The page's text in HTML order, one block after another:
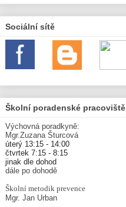
Sociální sítě
Školní poradenské pracoviště
Výchovná poradkyně:
Mgr.Zuzana Šturcová
úterý 13:15 - 14:00
čtvrtek 7:15 - 8:15
jinak dle dohod
dále po dohodě
Školní metodik prevence
Mgr. Jan Urban